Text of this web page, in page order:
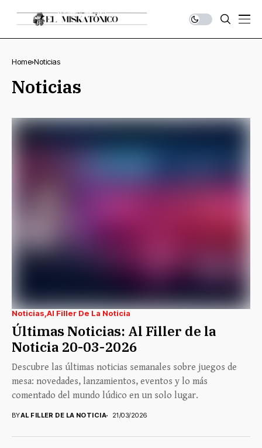
Home Noticias
Noticias
Noticias Al Filler De La Noticia
Últimas Noticias: Al Filler de la
Noticia 20-03-2026
Descubre las últimas noticias semanales sobre juegos de
mesa: novedades, lanzamientos, eventos y lo más
comentado del mundo lúdico en un solo lugar.
BYAL FILLER DE LA NOTICIA 21/03/2026